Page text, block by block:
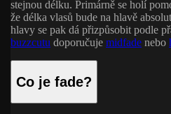
stejnou délku. Primárně se holí
že délka vlasů bude na hlavě
hlavy se pak dá přizpůsobit podle
buzzcutu doporučuje midfade nebo
Co je fade?